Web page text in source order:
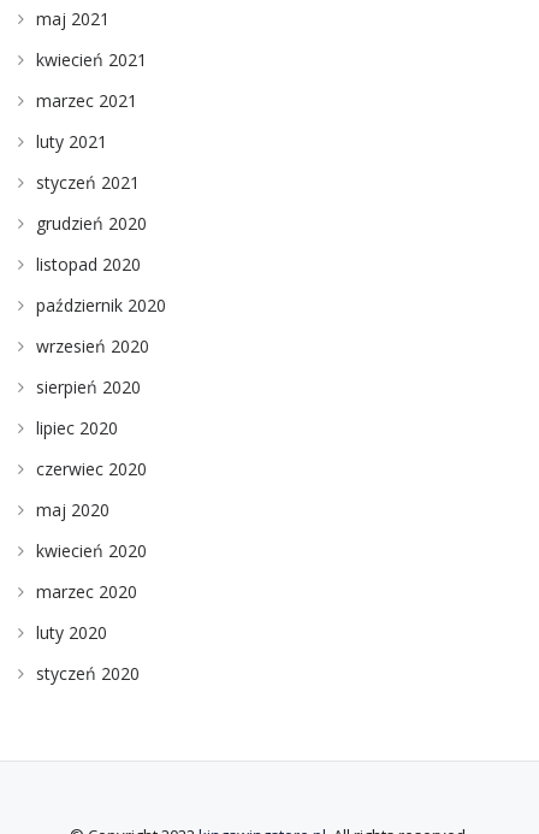
maj 2021
kwiecień 2021
marzec 2021
luty 2021
styczeń 2021
grudzień 2020
listopad 2020
październik 2020
wrzesień 2020
sierpień 2020
lipiec 2020
czerwiec 2020
maj 2020
kwiecień 2020
marzec 2020
luty 2020
styczeń 2020